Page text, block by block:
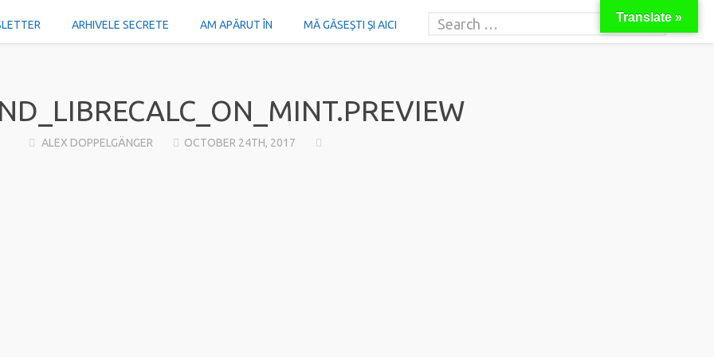
ARHIVELE SECRETE AM APĂRUT ÎN MĂ GĂSEȘTI ȘI AICI
ALEX DOPPELGÄNGER OCTOBER 24TH, 2017
Translate »